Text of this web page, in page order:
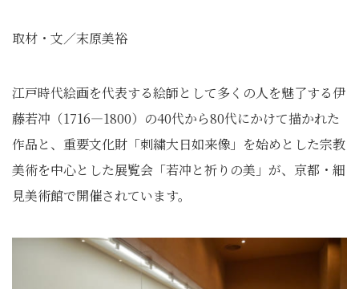
取材・文／末原美裕
江戸時代絵画を代表する絵師として多くの人を魅了する伊
藤若冲（1716—1800）の40代から80代にかけて描かれた
作品と、重要文化財「刺繍大日如来像」を始めとした宗教
美術を中心とした展覧会「若冲と祈りの美」が、京都・細
見美術館で開催されています。